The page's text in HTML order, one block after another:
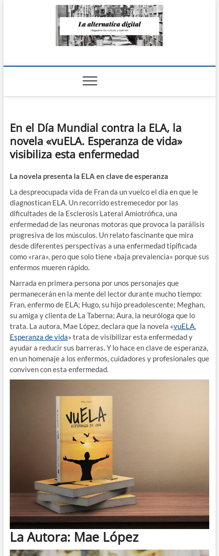
La Alternativa
En el Día Mundial contra la ELA, la
novela «vuELA. Esperanza de vida»
visibiliza esta enfermedad
La novela presenta la ELA en clave de esperanza
La despreocupada vida de Fran da un vuelco el día en que le
diagnostican ELA. Un recorrido estremecedor por las
dificultades de la Esclerosis Lateral Amiotrófica, una
enfermedad de las neuronas motoras que provoca la parálisis
progresiva de los músculos. Un relato fascinante que mira
desde diferentes perspectivas a una enfermedad tipificada
como «rara», pero que solo tiene «baja prevalencia» porque sus
enfermos mueren rápido.
Narrada en primera persona por unos personajes que
permanecerán en la mente del lector durante mucho tiempo:
Fran, enfermo de ELA; Hugo, su hijo preadolescente; Meghan,
su amiga y clienta de La Taberna; Aura, la neuróloga que lo
trata. La autora, Mae López, declara que la novela «vuELA.
Esperanza de vida» trata de visibilizar esta enfermedad y
ayudar a reducir sus barreras.Y lo hace en clave de esperanza,
en un homenaje a los enfermos, cuidadores y profesionales que
conviven con esta enfermedad.
La Autora: Mae López